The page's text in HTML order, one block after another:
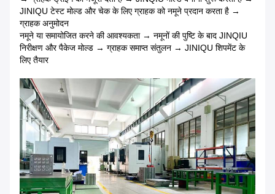
JINIQU टेस्ट मोल्ड और चेक के लिए ग्राहक को नमूने प्रदान करता है →
ग्राहक अनुमोदन
नमूने या समायोजित करने की आवश्यकता → नमूनों की पुष्टि के बाद JINQIU
निरीक्षण और पैकेज मोल्ड → ग्राहक समाप्त संतुलन → JINIQU शिपमेंट के
लिए तैयार